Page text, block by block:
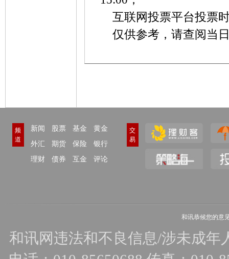
互联网投票平台投票
仅供参考，请查阅当
频
道
新闻 股票 基金
黄金
外汇
期货 保险
银行
理财
债券 互金 评论
交
易
和讯恭候您的意
和讯网违法和不良信息/涉未成年